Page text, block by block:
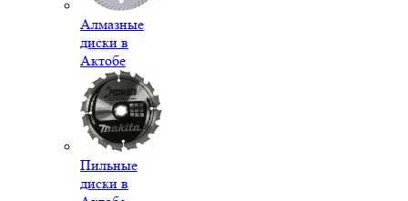
Алмазные
диски в
Актобе
Пильные
диски в